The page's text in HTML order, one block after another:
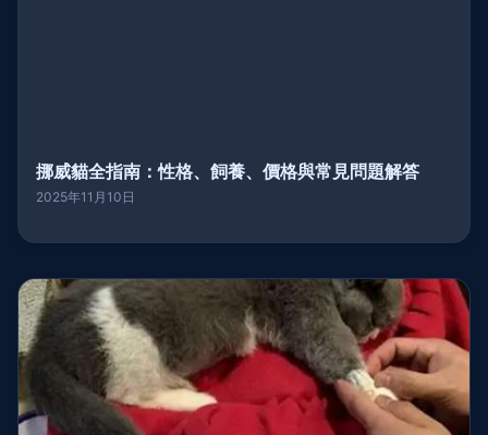
挪威貓全指南：性格、飼養、價格與常見問題解答
2025年11月10日